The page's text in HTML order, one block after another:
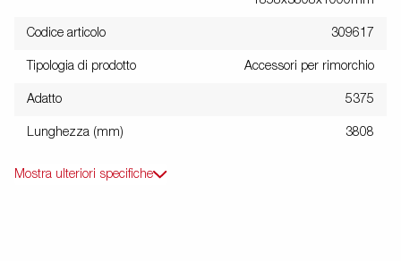
Codice articolo 309617
Tipologia di prodotto Accessori per rimorchio
Adatto 5375
Lunghezza (mm) 3808
Mostra ulteriori specifiche